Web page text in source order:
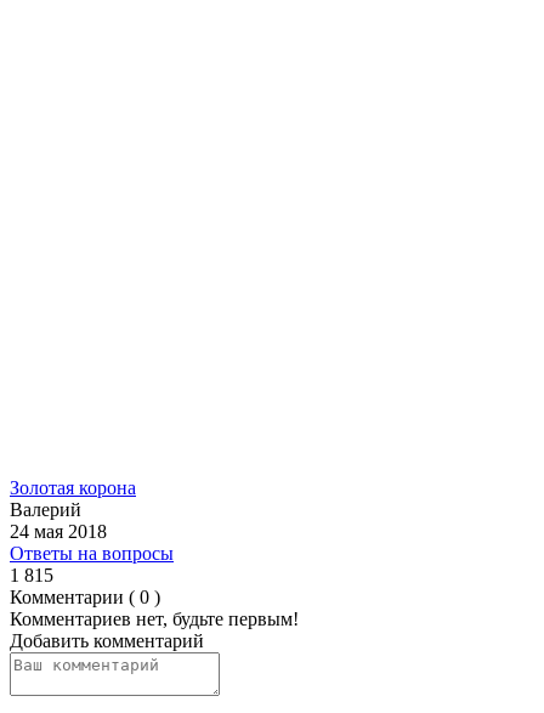
Золотая корона
Валерий
24 мая 2018
Ответы на вопросы
1 815
Комментарии ( 0 )
Комментариев нет, будьте первым!
Добавить комментарий